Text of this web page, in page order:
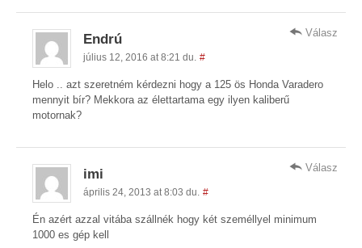
Endrú
július 12, 2016 at 8:21 du. #
Helo .. azt szeretném kérdezni hogy a 125 ös Honda Varadero
mennyit bír? Mekkora az élettartama egy ilyen kaliberű
motornak?
Válasz
imi
április 24, 2013 at 8:03 du. #
Én azért azzal vitába szállnék hogy két személlyel minimum
1000 es gép kell
Válasz